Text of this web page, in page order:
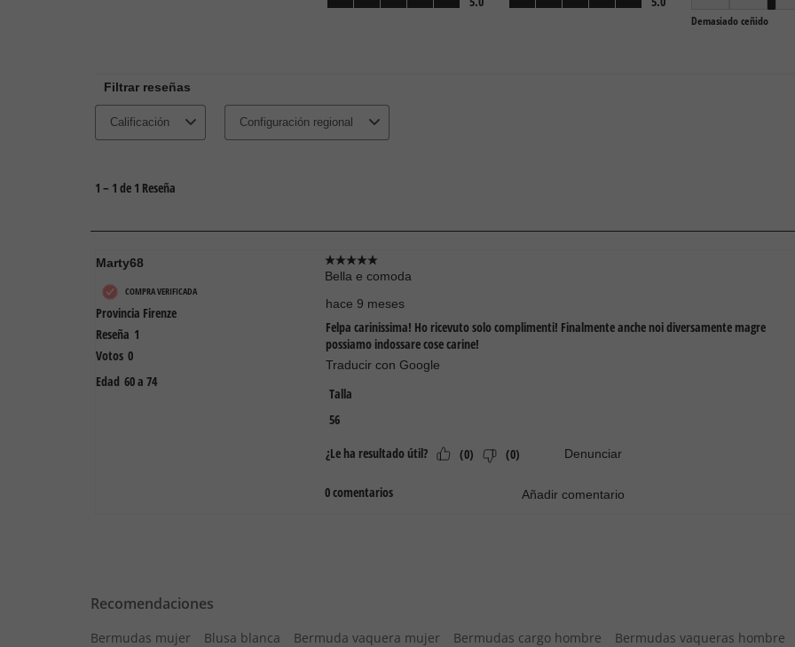
Recomendaciones
Bermudas mujer Blusa blanca Bermuda vaquera mujer Bermudas cargo hombre Bermudas vaqueras hombre